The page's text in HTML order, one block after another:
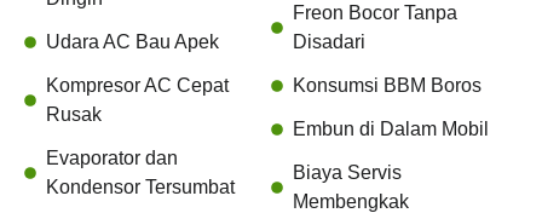
Udara AC Bau Apek
Kompresor AC Cepat
Rusak
Evaporator dan
Kondensor Tersumbat
Freon Bocor Tanpa
Disadari
Konsumsi BBM Boros
Embun di Dalam Mobil
Biaya Servis
Membengkak